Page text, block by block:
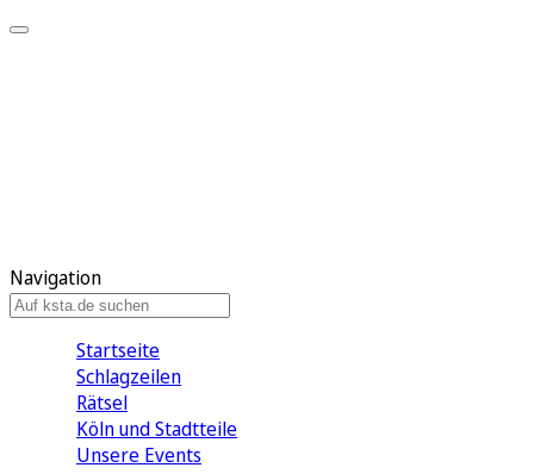
Navigation
Startseite
Schlagzeilen
Rätsel
Köln und Stadtteile
Unsere Events